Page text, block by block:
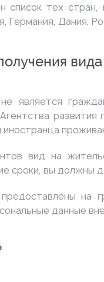
список тех стран,
Германия, Дания,
является
вид на
сроки, вы должны
на
данные